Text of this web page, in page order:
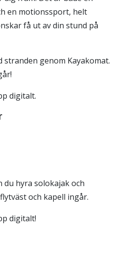
en motionssport, helt
få ut av din stund på
stranden genom Kayakomat.
digitalt.
du hyra solokajak och
och kapell ingår.
digitalt!